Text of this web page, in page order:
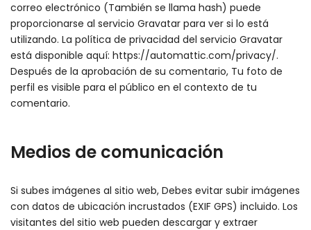
correo electrónico (También se llama hash) puede
proporcionarse al servicio Gravatar para ver si lo está
utilizando. La política de privacidad del servicio Gravatar
está disponible aquí: https://automattic.com/privacy/.
Después de la aprobación de su comentario, Tu foto de
perfil es visible para el público en el contexto de tu
comentario.
Medios de comunicación
Si subes imágenes al sitio web, Debes evitar subir imágenes
con datos de ubicación incrustados (EXIF GPS) incluido. Los
visitantes del sitio web pueden descargar y extraer